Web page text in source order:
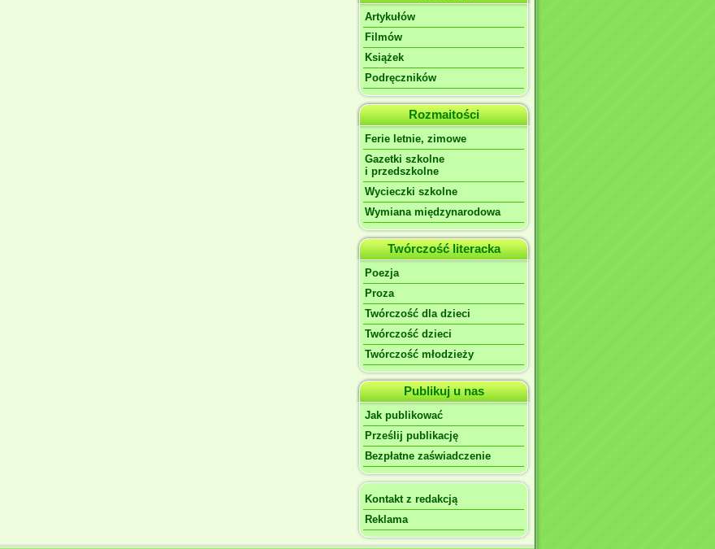
Artykułów
Filmów
Książek
Podręczników
Rozmaitości
Ferie letnie, zimowe
Gazetki szkolne
i przedszkolne
Wycieczki szkolne
Wymiana międzynarodowa
Twórczość literacka
Poezja
Proza
Twórczość dla dzieci
Twórczość dzieci
Twórczość młodzieży
Publikuj u nas
Jak publikować
Prześlij publikację
Bezpłatne zaświadczenie
Kontakt z redakcją
Reklama